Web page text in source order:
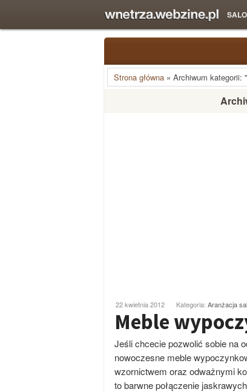
Strona główna » Archiwum kategorii:
22 kwietnia 2012 Kategoria: Aranżacja
Meble
Jeśli chcecie pozwolić sobie na
nowoczesne meble
wzornictwem oraz odważnymi
to barwne połączenie